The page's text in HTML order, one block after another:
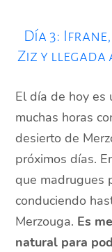
Día 3:
Ziz y llegada
El día de hoy es
muchas horas
desierto de
próximos días.
que madrugues
conduciendo
Merzouga. Es
natural para